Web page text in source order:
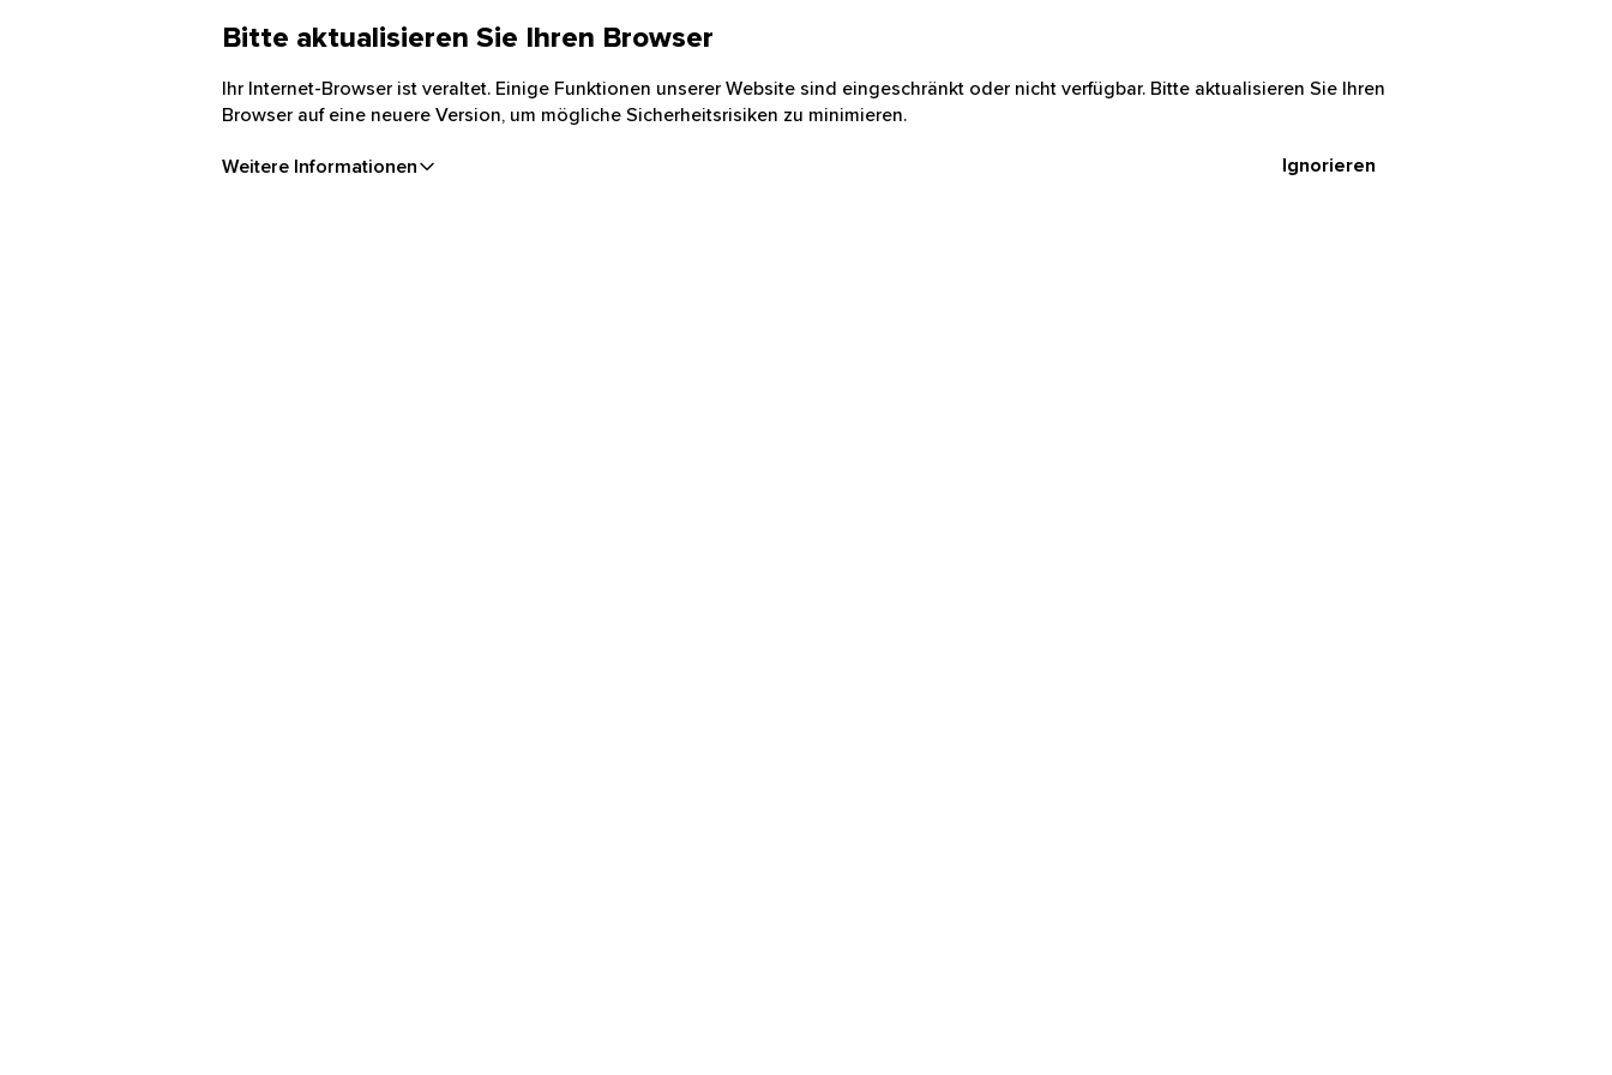
Bitte aktualisieren Sie Ihren Browser
Ihr Internet-Browser ist veraltet. Einige Funktionen unserer Website sind eingeschränkt oder nicht verfügbar. Bitte aktualisieren Sie Ihren
Browser auf eine neuere Version, um mögliche Sicherheitsrisiken zu minimieren.
Weitere Informationen Ignorieren